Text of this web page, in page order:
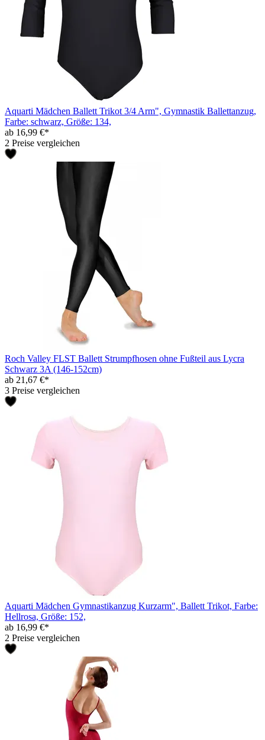
Aquarti Mädchen Ballett Trikot 3/4 Arm", Gymnastik Ballettanzug,
Farbe: schwarz, Größe: 134,
ab 16,99 €*
2 Preise vergleichen
Roch Valley FLST Ballett Strumpfhosen ohne Fußteil aus Lycra
Schwarz 3A (146-152cm)
ab 21,67 €*
3 Preise vergleichen
Aquarti Mädchen Gymnastikanzug Kurzarm", Ballett Trikot, Farbe:
Hellrosa, Größe: 152,
ab 16,99 €*
2 Preise vergleichen